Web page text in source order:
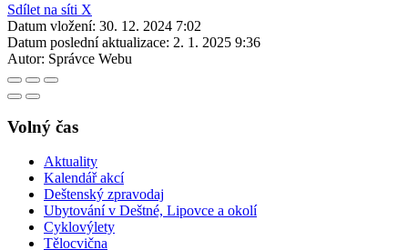
Sdílet na síti X
Datum vložení: 30. 12. 2024 7:02
Datum poslední aktualizace: 2. 1. 2025 9:36
Autor: Správce Webu
Volný čas
Aktuality
Kalendář akcí
Deštenský zpravodaj
Ubytování v Deštné, Lipovce a okolí
Cyklovýlety
Tělocvična